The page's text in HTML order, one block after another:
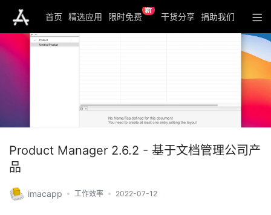
首页 精选应用 限时免费
新
干货分享 捐助我们
Product Manager 2.6.2 - 基于文档管理公司产
品
imacapp 工作效率 2022-07-12